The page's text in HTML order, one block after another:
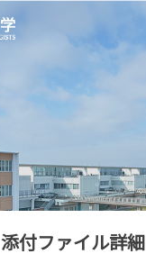
添付ファイル詳細